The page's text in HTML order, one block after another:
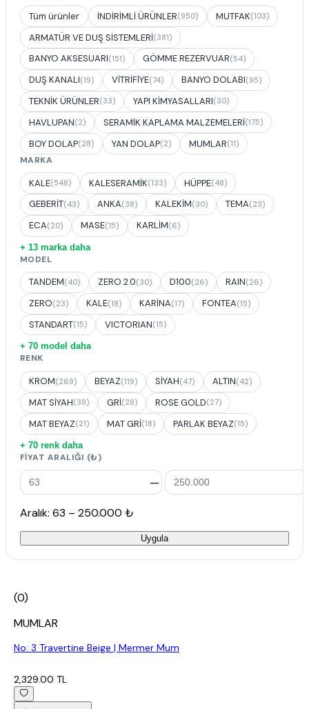
Tüm ürünler İNDİRİMLİ ÜRÜNLER(950) MUTFAK(103)
ARMATÜR VE DUŞ SİSTEMLERİ(381)
BANYO AKSESUARI(151) GÖMME REZERVUAR(54)
DUŞ KANALI(19) VİTRİFİYE(74) BANYO DOLABI(95)
TEKNİK ÜRÜNLER(33) YAPI KİMYASALLARI(30)
HAVLUPAN(2) SERAMİK KAPLAMA MALZEMELERİ(175)
BOY DOLAP(28) YAN DOLAP(2) MUMLAR(11)
MARKA
KALE(548) KALESERAMİK(133) HÜPPE(48)
GEBERİT(43) ANKA(38) KALEKİM(30) TEMA(23)
ECA(20) MASE(15) KARLİM(6)
+ 13 marka daha
MODEL
TANDEM(40) ZERO 2.0(30) D100(26) RAIN(26)
ZERO(23) KALE(18) KARİNA(17) FONTEA(15)
STANDART(15) VICTORIAN(15)
+ 70 model daha
RENK
KROM(269) BEYAZ(119) SİYAH(47) ALTIN(42)
MAT SİYAH(38) GRİ(28) ROSE GOLD(27)
MAT BEYAZ(21) MAT GRİ(18) PARLAK BEYAZ(15)
+ 70 renk daha
FIYAT ARALIĞI (₺)
—
Aralık: 63 – 250.000 ₺
Uygula
(0)
MUMLAR
No: 3 Travertine Beige | Mermer Mum
2,329.00 TL